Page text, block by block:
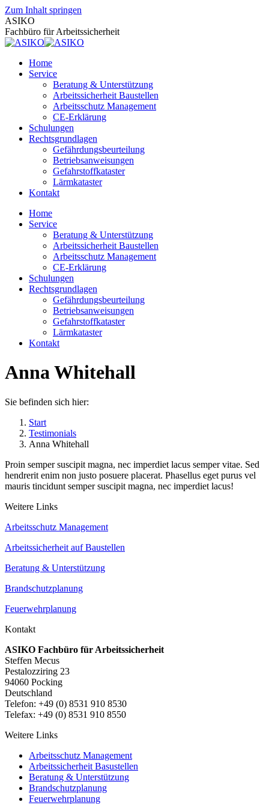
Zum Inhalt springen
ASIKO
Fachbüro für Arbeitssicherheit
Home
Service
Beratung & Unterstützung
Arbeitssicherheit Baustellen
Arbeitsschutz Management
CE-Erklärung
Schulungen
Rechtsgrundlagen
Gefährdungsbeurteilung
Betriebsanweisungen
Gefahrstoffkataster
Lärmkataster
Kontakt
Home
Service
Beratung & Unterstützung
Arbeitssicherheit Baustellen
Arbeitsschutz Management
CE-Erklärung
Schulungen
Rechtsgrundlagen
Gefährdungsbeurteilung
Betriebsanweisungen
Gefahrstoffkataster
Lärmkataster
Kontakt
Anna Whitehall
Sie befinden sich hier:
Start
Testimonials
Anna Whitehall
Proin semper suscipit magna, nec imperdiet lacus semper vitae. Sed
hendrerit enim non justo posuere placerat. Phasellus eget purus vel
mauris tincidunt semper suscipit magna, nec imperdiet lacus!
Weitere Links
Arbeitsschutz Management
Arbeitssicherheit auf Baustellen
Beratung & Unterstützung
Brandschutzplanung
Feuerwehrplanung
Kontakt
ASIKO Fachbüro für Arbeitssicherheit
Steffen Mecus
Pestalozziring 23
94060 Pocking
Deutschland
Telefon: +49 (0) 8531 910 8530
Telefax: +49 (0) 8531 910 8550
Weitere Links
Arbeitsschutz Management
Arbeitssicherheit Basustellen
Beratung & Unterstützung
Brandschutzplanung
Feuerwehrplanung